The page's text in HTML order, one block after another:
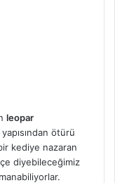
leopar
ötürü
kediye nazaran
diyebileceğimiz